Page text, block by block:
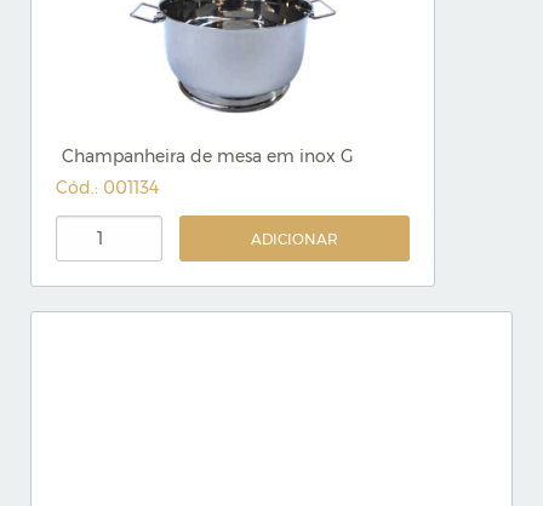
Champanheira de mesa em inox G
Cód.: 001134
ADICIONAR